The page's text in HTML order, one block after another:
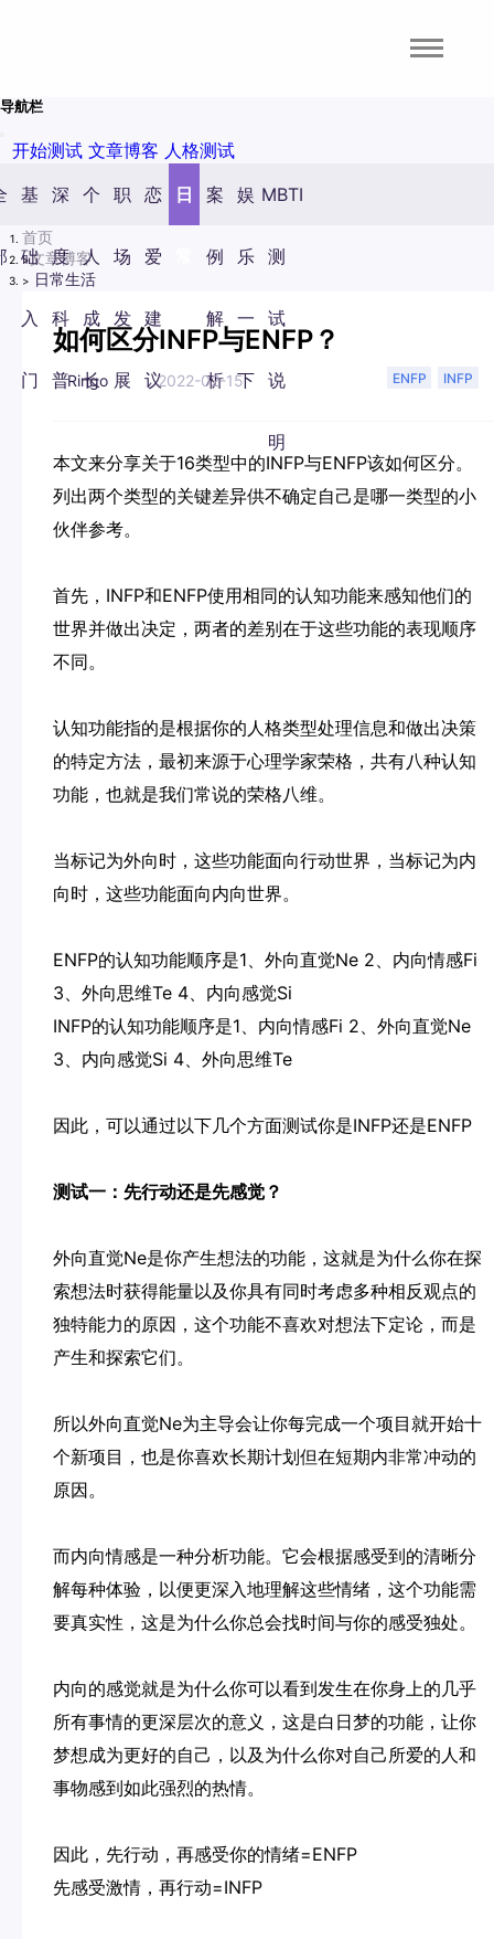
导航栏
开始测试 文章博客 人格测试
基
础
入
门
深
度
科
普
个
人
成
长
职
场
发
展
恋
爱
建
议
日
活
案
例
解
析
娱
乐
一
下
MBTI
测
试
说
明
首页
文章博客
日常生活
如何区分INFP与ENFP？
Ringo 2022-02-15 INFP
ENFP
本文来分享关于16类型中的INFP与ENFP该如何区分。
列出两个类型的关键差异供不确定自己是哪一类型的小
伙伴参考。
首先，INFP和ENFP使用相同的认知功能来感知他们的
世界并做出决定，两者的差别在于这些功能的表现顺序
不同。
认知功能指的是根据你的人格类型处理信息和做出决策
的特定方法，最初来源于心理学家荣格，共有八种认知
功能，也就是我们常说的荣格八维。
当标记为外向时，这些功能面向行动世界，当标记为内
向时，这些功能面向内向世界。
ENFP的认知功能顺序是1、外向直觉Ne 2、内向情感Fi
3、外向思维Te 4、内向感觉Si
INFP的认知功能顺序是1、内向情感Fi 2、外向直觉Ne
3、内向感觉Si 4、外向思维Te
因此，可以通过以下几个方面测试你是INFP还是ENFP
测试一：先行动还是先感觉？
外向直觉Ne是你产生想法的功能，这就是为什么你在探
索想法时获得能量以及你具有同时考虑多种相反观点的
独特能力的原因，这个功能不喜欢对想法下定论，而是
产生和探索它们。
所以外向直觉Ne为主导会让你每完成一个项目就开始十
个新项目，也是你喜欢长期计划但在短期内非常冲动的
原因。
而内向情感是一种分析功能。它会根据感受到的清晰分
解每种体验，以便更深入地理解这些情绪，这个功能需
要真实性，这是为什么你总会找时间与你的感受独处。
内向的感觉就是为什么你可以看到发生在你身上的几乎
所有事情的更深层次的意义，这是白日梦的功能，让你
梦想成为更好的自己，以及为什么你对自己所爱的人和
事物感到如此强烈的热情。
因此，先行动，再感受你的情绪=ENFP
先感受激情，再行动=INFP